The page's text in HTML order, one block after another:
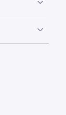
i din